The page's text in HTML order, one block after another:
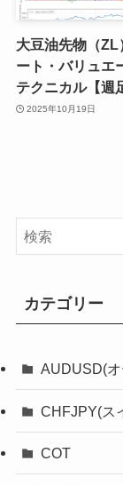
大豆油先物（ZL
ート・バリュエ
テクニカル【週
2025年10月19日
カテゴリー
AUDUSD(
CHFJPY(ス
COT